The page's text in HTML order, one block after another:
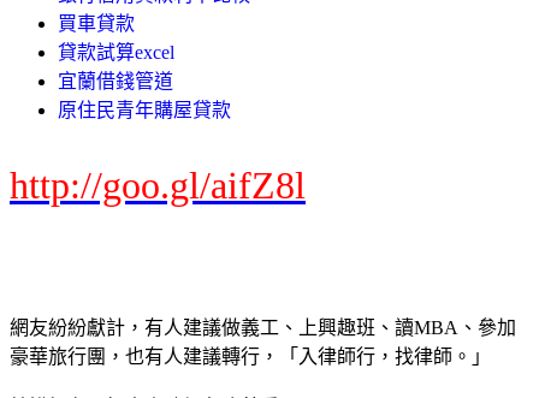
買車貸款
貸款試算excel
宜蘭借錢管道
原住民青年購屋貸款
http://goo.gl/aifZ8l
網友紛紛獻計，有人建議做義工、上興趣班、讀MBA、參加
豪華旅行團，也有人建議轉行，「入律師行，找律師。」